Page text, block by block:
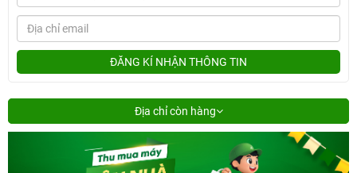
ĐĂNG KÍ NHẬN THÔNG TIN
Địa chỉ còn hàng